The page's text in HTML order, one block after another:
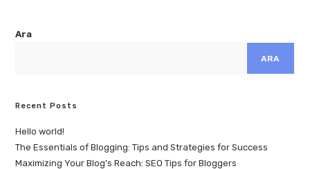
Ara
ARA
Recent Posts
Hello world!
The Essentials of Blogging: Tips and Strategies for Success
Maximizing Your Blog’s Reach: SEO Tips for Bloggers